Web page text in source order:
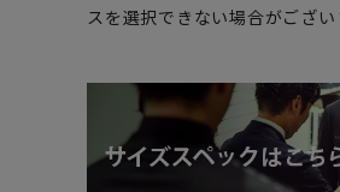
スを選択できない場合がござい